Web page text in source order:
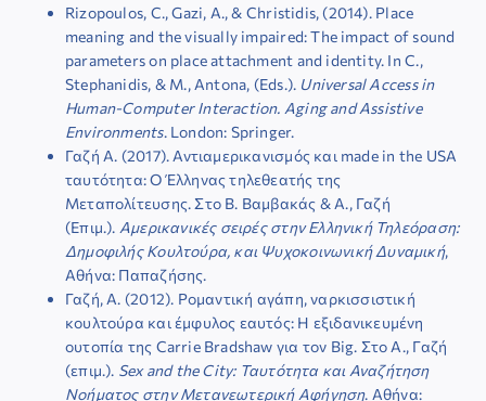
Rizopoulos, C., Gazi, A., & Christidis, (2014). Place
meaning and the visually impaired: The impact of sound
parameters on place attachment and identity. In C.,
Stephanidis, & M., Antona, (Eds.). Universal Access in
Human-Computer Interaction. Aging and Assistive
Environments. London: Springer.
Γαζή Α. (2017). Αντιαμερικανισμός και made in the USA
ταυτότητα: O Έλληνας τηλεθεατής της
Μεταπολίτευσης. Στο Β. Βαμβακάς & Α., Γαζή
(Επιμ.). Αμερικανικές σειρές στην Ελληνική Τηλεόραση:
Δημοφιλής Κουλτούρα, και Ψυχοκοινωνική Δυναμική,
Αθήνα: Παπαζήσης.
Γαζή, Α. (2012). Ρομαντική αγάπη, ναρκισσιστική
κουλτούρα και έμφυλος εαυτός: Η εξιδανικευμένη
ουτοπία της Carrie Bradshaw για τον Big. Στο Α., Γαζή
(επιμ.). Sex and the City: Ταυτότητα και Αναζήτηση
Νοήματος στην Μετανεωτερική Αφήγηση. Αθήνα: